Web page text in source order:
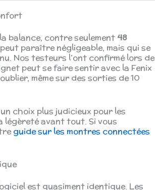
balance, contre seulement 48
paraître négligeable, mais qui se
Nos testeurs l’ont confirmé lors de
peut se faire sentir avec la Fenix
même sur des sorties de 10
choix plus judicieux pour les
légèreté avant tout. Si vous
guide sur les montres connectées
est quasiment identique. Les